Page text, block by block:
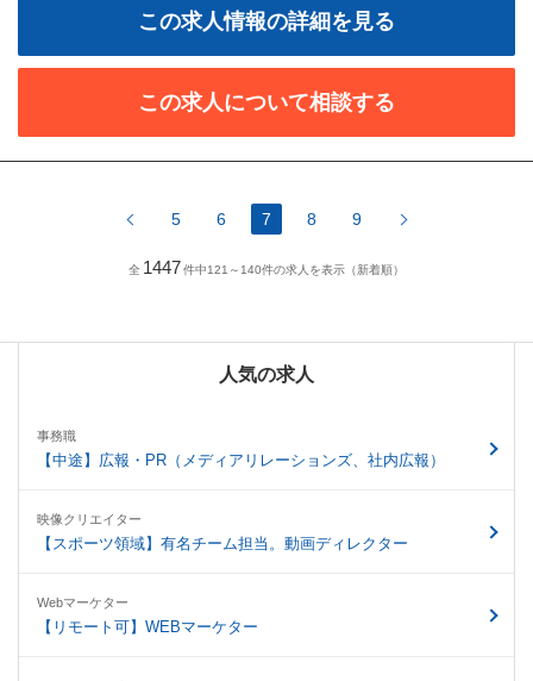
この求人情報の詳細を見る
この求人について相談する
5 6 7 8 9
全 1447件中121～140件の求人を表示（新着順）
人気の求人
事務職
【中途】広報・PR（メディアリレーションズ、社内広報）
映像クリエイター
【スポーツ領域】有名チーム担当。動画ディレクター
Webマーケター
【リモート可】WEBマーケター